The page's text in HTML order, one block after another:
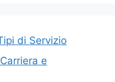
di Servizio
e